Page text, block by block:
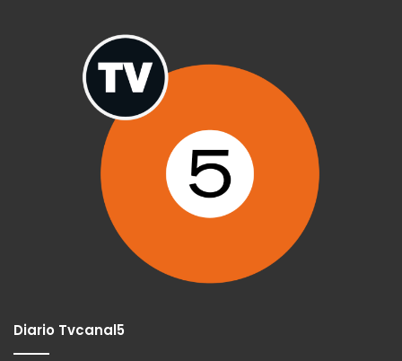
Diario Tvcanal5